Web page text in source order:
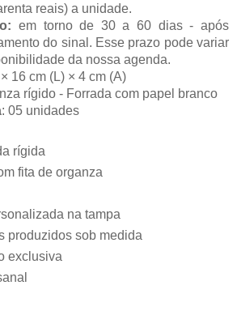
reais) a unidade.
: em torno de 30 a 60 dias - após
do sinal. Esse prazo pode variar
da nossa agenda.
16 cm (L) × 4 cm (A)
rígido - Forrada com papel branco
: 05 unidades
rígida
fita de organza
na tampa
produzidos sob medida
exclusiva